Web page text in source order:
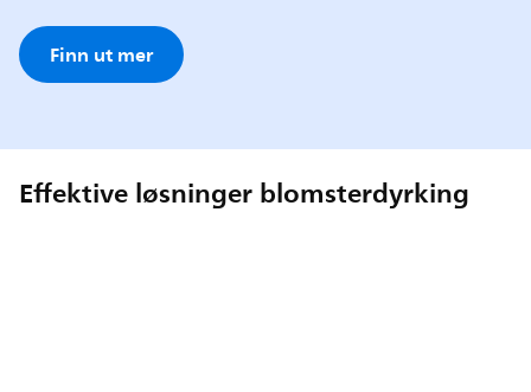
Finn ut mer
Effektive løsninger blomsterdyrking